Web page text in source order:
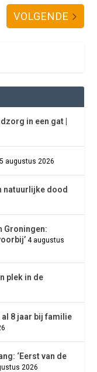
VOLGENDE
in een gat |
5 augustus 2026
natuurlijke dood
Groningen:
4 augustus
plek in de
8 jaar bij familie
‘Eerst van de
2026